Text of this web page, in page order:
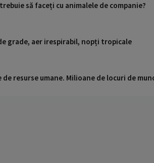
să faceți cu animalele de companie?
grade, aer irespirabil, nopți tropicale
resurse umane. Milioane de locuri de